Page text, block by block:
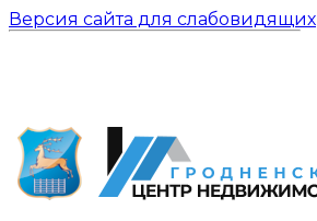
Версия сайта для слабовидящих